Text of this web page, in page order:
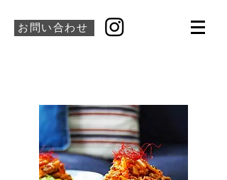
お問い合わせ